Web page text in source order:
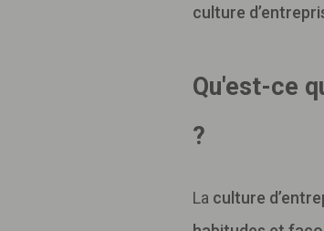
culture
Qu'est-ce
?
La culture